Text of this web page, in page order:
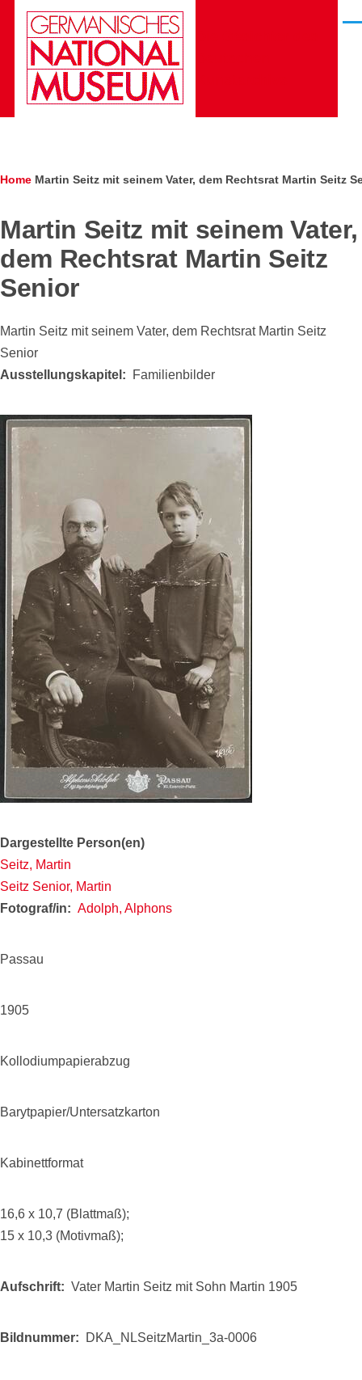
Skip to main content
Breadcrumb
Home Martin Seitz mit seinem Vater, dem Rechtsrat Martin Seitz
Martin Seitz mit seinem Vater,
dem Rechtsrat Martin Seitz
Senior
Martin Seitz mit seinem Vater, dem Rechtsrat Martin Seitz
Senior
Ausstellungskapitel
Familienbilder
Dargestellte Person(en)
Seitz, Martin
Seitz Senior, Martin
Fotograf/in
Adolph, Alphons
Passau
1905
Kollodiumpapierabzug
Barytpapier/Untersatzkarton
Kabinettformat
16,6 x 10,7 (Blattmaß);
15 x 10,3 (Motivmaß);
Aufschrift Vater Martin Seitz mit Sohn Martin 1905
Bildnummer DKA_NLSeitzMartin_3a-0006